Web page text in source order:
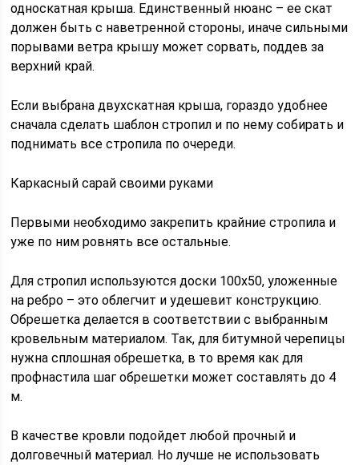
односкатная крыша. Единственный нюанс – ее скат
должен быть с наветренной стороны, иначе сильными
порывами ветра крышу может сорвать, поддев за
верхний край.
Если выбрана двухскатная крыша, гораздо удобнее
сначала сделать шаблон стропил и по нему собирать и
поднимать все стропила по очереди.
Каркасный сарай своими руками
Первыми необходимо закрепить крайние стропила и
уже по ним ровнять все остальные.
Для стропил используются доски 100х50, уложенные
на ребро – это облегчит и удешевит конструкцию.
Обрешетка делается в соответствии с выбранным
кровельным материалом. Так, для битумной черепицы
нужна сплошная обрешетка, в то время как для
профнастила шаг обрешетки может составлять до 4
м.
В качестве кровли подойдет любой прочный и
долговечный материал. Но лучше не использовать